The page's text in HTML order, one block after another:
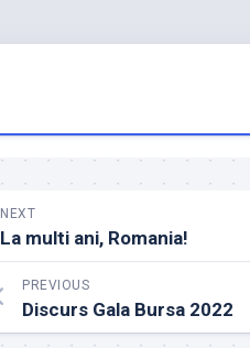
NEXT
La multi ani, Romania!
PREVIOUS
Discurs Gala Bursa 2022